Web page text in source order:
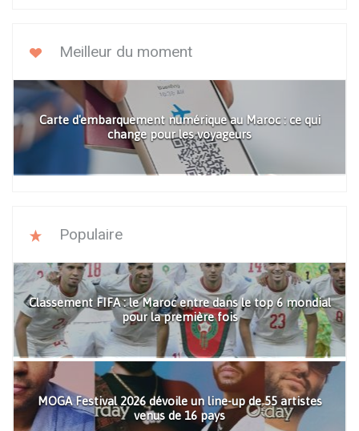
Meilleur du moment
Carte d'embarquement numérique au Maroc : ce qui
change pour les voyageurs
Populaire
Classement FIFA : le Maroc entre dans le top 6 mondial
pour la première fois
MOGA Festival 2026 dévoile un line-up de 55 artistes
venus de 16 pays